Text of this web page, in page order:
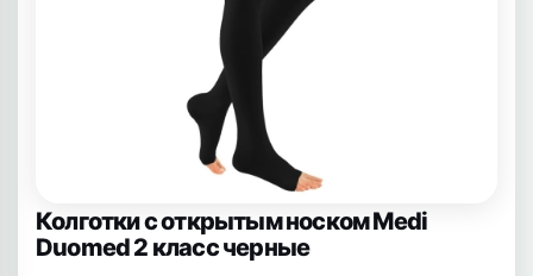
Колготки с открытым носком Medi
Duomed 2 класс черные